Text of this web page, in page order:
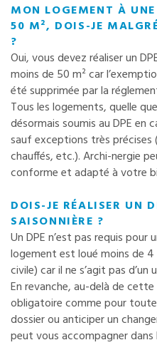
MON LOGEMENT À
50 M², DOIS-JE
?
Oui, vous devez réaliser un
moins de 50 m² car
été supprimée par la
Tous les logements, quelle
désormais soumis au DPE en
sauf exceptions très précises
chauffés, etc.). Archi-nergie
conforme et adapté à votre
DOIS-JE RÉALISER UN
SAISONNIÈRE ?
Un DPE n’est pas requis pour
logement est loué moins de 4
civile) car il ne s’agit pas
En revanche, au-delà de
obligatoire comme pour
dossier ou anticiper un
peut vous accompagner dans